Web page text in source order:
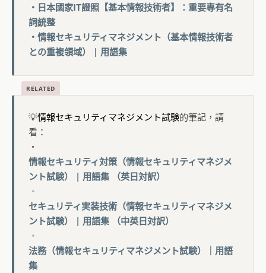
・日本國家IT證照【基本情報技術者】：重要專有名
詞統整
・情報セキュリティマネジメント（基本情報技術者
との重複領域） | 用語集
💡情報セキュリティマネジメント試験的筆記，請
看：
・
情報セキュリティ対策（情報セキュリティマネジメ
ント試験） | 用語集 （英日対訳）
・
セキュリティ実装技術（情報セキュリティマネジメ
ント試験） | 用語集 （中英日対訳）
・
法務（情報セキュリティマネジメント試験）｜用語
集